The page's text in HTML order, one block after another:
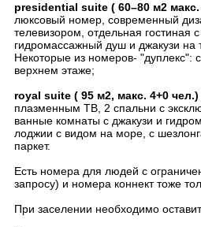
presidential suite ( 60–80 м2 макс.
люксовый номер, современный
телевизором, отдельная гостиная
гидромассажный душ и джакузи на
Некоторые из номеров- "дуплекс":
верхнем этаже;
royal suite ( 95 м2, макс. 4+0 чел.)
плазменным ТВ, 2 спальни с
ванные комнаты с джакузи и
лоджии с видом на море, с
паркет.
Есть номера для людей с
запросу) и номера коннект тоже
При заселении необходимо